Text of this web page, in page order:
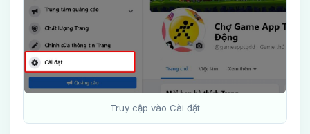
Truy cập vào Cài đặt